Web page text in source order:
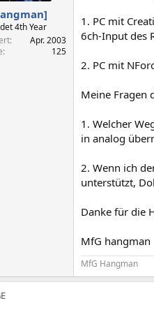
a
m
4th Year
Apr. 2003
125
1. PC mit
6ch-Input des
2. PC mit
Meine Fragen
1. Welcher
in analog
2. Wenn ich
unterstützt,
Danke für die
MfG hangman
MfG Hangman